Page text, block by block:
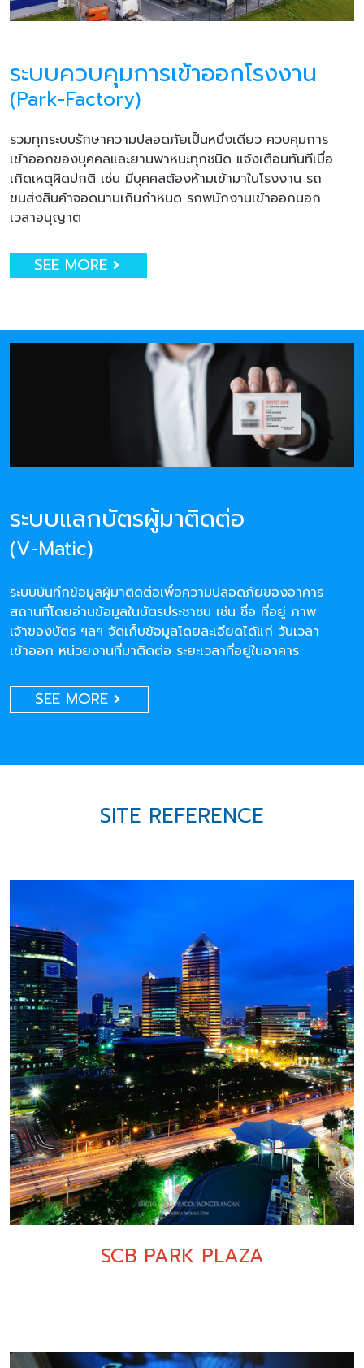
ระบบควบคุมการเข้าออกโรงงาน
(Park-Factory)
รวมทุกระบบรักษาความปลอดภัยเป็นหนึ่งเดียว ควบคุมการ
เข้าออกของบุคคลและยานพาหนะทุกชนิด แจ้งเตือนทันทีเมื่อ
เกิดเหตุผิดปกติ เช่น มีบุคคลต้องห้ามเข้ามาในโรงงาน รถ
ขนส่งสินค้าจอดนานเกินกำหนด รถพนักงานเข้าออกนอก
เวลาอนุญาต
SEE MORE
ระบบแลกบัตรผู้มาติดต่อ
(V-Matic)
ระบบบันทึกข้อมูลผู้มาติดต่อเพื่อความปลอดภัยของอาคาร
สถานที่โดยอ่านข้อมูลในบัตรประชาชน เช่น ชื่อ ที่อยู่ ภาพ
เจ้าของบัตร ฯลฯ จัดเก็บข้อมูลโดยละเอียดได้แก่ วันเวลา
เข้าออก หน่วยงานที่มาติดต่อ ระยะเวลาที่อยู่ในอาคาร
SEE MORE
SITE REFERENCE
SCB PARK PLAZA